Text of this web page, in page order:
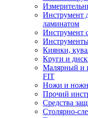
Инструмент
ламинатом
Инструмент
Киянки,
Круги и
Малярный и
FIT
Ножи и
Прочий
Средства
Столярно-